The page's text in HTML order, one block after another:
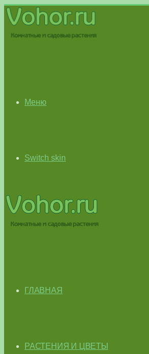
Меню
Switch skin
ГЛАВНАЯ
РАСТЕНИЯ И ЦВЕТЫ